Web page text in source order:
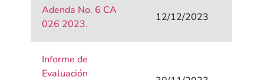
Adenda No. 6 CA
026 2023.
12/12/2023
Informe de
Evaluación